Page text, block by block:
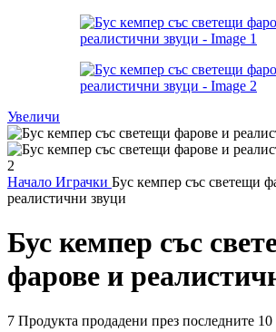
Увеличи
Начало Играчки Бус кемпер със светещи
реалистични звуци
Бус кемпер със
фарове и
7 Продукта продадени през последните